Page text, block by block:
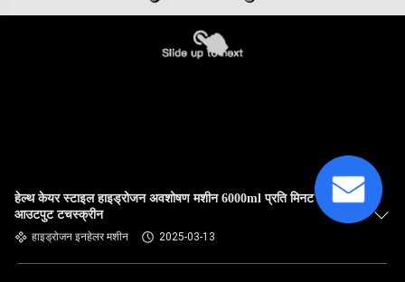
हेल्थ केयर स्टाइल हाइड्रोजन अवशोषण मशीन 6000ml प्रति मिनट
आउटपुट टचस्क्रीन
हाइड्रोजन इनहेलर मशीन 2025-03-13